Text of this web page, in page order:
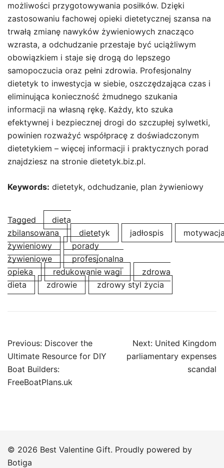
możliwości przygotowywania posiłków. Dzięki
zastosowaniu fachowej opieki dietetycznej szansa na
trwałą zmianę nawyków żywieniowych znacząco
wzrasta, a odchudzanie przestaje być uciążliwym
obowiązkiem i staje się drogą do lepszego
samopoczucia oraz pełni zdrowia. Profesjonalny
dietetyk to inwestycja w siebie, oszczędzająca czas i
eliminująca konieczność żmudnego szukania
informacji na własną rękę. Każdy, kto szuka
efektywnej i bezpiecznej drogi do szczupłej sylwetki,
powinien rozważyć współpracę z doświadczonym
dietetykiem – więcej informacji i praktycznych porad
znajdziesz na stronie dietetyk.biz.pl.
Keywords: dietetyk, odchudzanie, plan żywieniowy
Tagged
dieta
zbilansowana
dietetyk jadłospis
żywieniowy
porady
żywieniowe
profesjonalna
opieka
redukowanie wagi
zdrowa
dieta
zdrowie zdrowy styl życia
Post
navigation
Previous: Discover the
Ultimate Resource for DIY
Boat Builders:
FreeBoatPlans.uk
Next: United Kingdom
parliamentary expenses
scandal
© 2026 Best Valentine Gift. Proudly powered by
Botiga